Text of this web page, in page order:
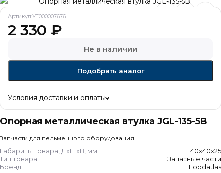
Опорная металлическая втулка JGL-135-5B
Запчасти для пельменного оборудования
Габариты товара, ДхШхВ, мм
40x40x25
Тип товара
Запасные части
Бренд
Foodatlas
Артикул:УТ000007676
2 330 ₽
Не в наличии
Подобрать аналог
Условия доставки и оплаты